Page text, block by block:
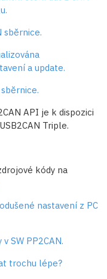
sběrnice.
a update.
API je k dispozici
Triple.
kódy na
nastavení z PC
SW PP2CAN.
trochu lépe?